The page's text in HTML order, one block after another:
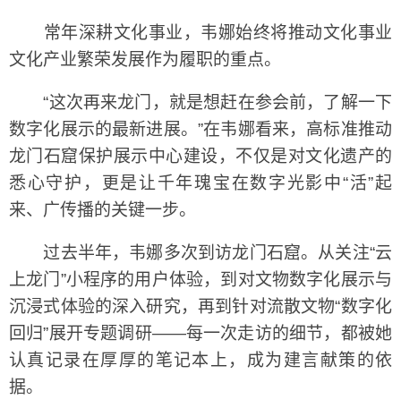
常年深耕文化事业，韦娜始终将推动文化事业
文化产业繁荣发展作为履职的重点。
“这次再来龙门，就是想赶在参会前，了解一下
数字化展示的最新进展。”在韦娜看来，高标准推动
龙门石窟保护展示中心建设，不仅是对文化遗产的
悉心守护，更是让千年瑰宝在数字光影中“活”起
来、广传播的关键一步。
过去半年，韦娜多次到访龙门石窟。从关注“云
上龙门”小程序的用户体验，到对文物数字化展示与
沉浸式体验的深入研究，再到针对流散文物“数字化
回归”展开专题调研——每一次走访的细节，都被她
认真记录在厚厚的笔记本上，成为建言献策的依
据。